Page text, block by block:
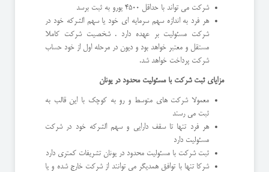
شرکت می تواند با حداقل 4500 یورو به ثبت برسد
هر فرد به اندازه سهم سرمایه ای خود یا سهم الشرکه خود در
شرکت مسئولیت بر عهده دارد . شخصیت شرکت کاملا
مستقل و معتبر خواهد بود و دیون در مرحله اول از خود حساب
شرکت پرداخت خواهد شد.
مزایای ثبت شرکت با مسئولیت محدود در یونان
معمولا شرکت های متوسط و رو به کوچک با این قالب به
ثبت می رسند
هر فرد تنها تا سقف دارایی و سهم الشرکه خود در شرکت
مسئولیت دارد
ثبت شرکت با مسئولیت محدود در یونان تشریفات کمتری دارد
شرکا تنها با توافق همدیگر می توانند از شرکت خارج شده و یا